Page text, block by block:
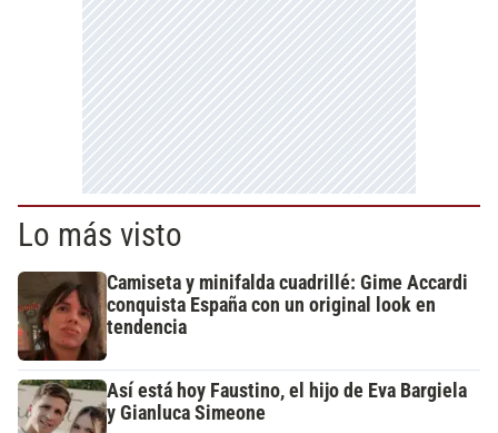
Lo más visto
Camiseta y minifalda cuadrillé: Gime Accardi
conquista España con un original look en
tendencia
Así está hoy Faustino, el hijo de Eva Bargiela
y Gianluca Simeone